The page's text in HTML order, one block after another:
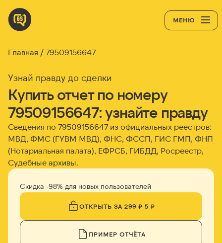
МЕНЮ
Главная 79509156647
Узнай правду до сделки
Купить отчет по номеру
79509156647: узнайте правду
Сведения по 79509156647 из официальных реестров:
МВД, ФМС (ГУВМ МВД), ФНС, ФССП, ГИС ГМП, ФНП
(Нотариальная палата), ЕФРСБ, ГИБДД, Росреестр,
Судебные архивы.
Скидка -98% для новых пользователей
ОТКРЫТЬ ЗА299 ₽5 ₽
ПРИМЕР ОТЧЁТА